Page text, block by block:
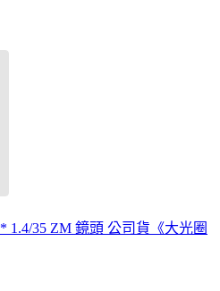
1.4/35 ZM 鏡頭 公司貨《大光圈